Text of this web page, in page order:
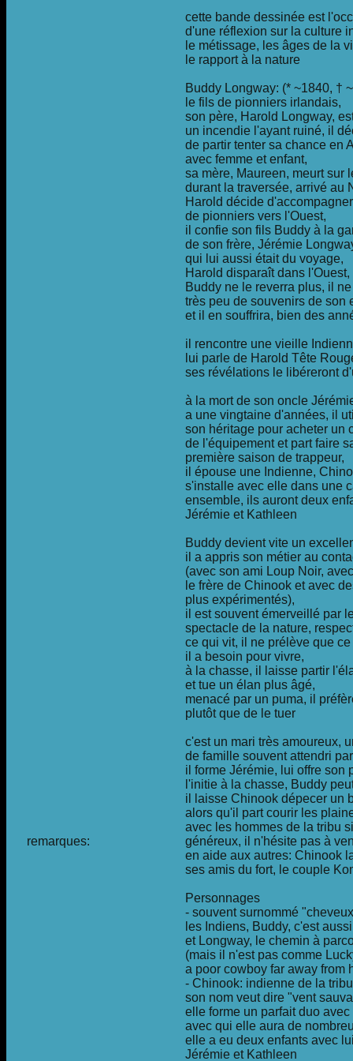
remarques:
cette bande dessinée est
d'une réflexion sur la culture
le métissage, les âges de la
le rapport à la nature
Buddy Longway: (* ~1840, †
le fils de pionniers irlandais,
son père, Harold Longway,
un incendie l'ayant ruiné, il
de partir tenter sa chance en
avec femme et enfant,
sa mère, Maureen, meurt sur
durant la traversée, arrivé au
Harold décide
de pionniers vers l'Ouest,
il confie son fils Buddy à la
de son frère, Jérémie
qui lui aussi était du voyage,
Harold disparaît dans l'Ouest,
Buddy ne le reverra plus, il
très peu de souvenirs de son
et il en souffrira, bien des
il rencontre une vieille
lui parle de Harold Tête
ses révélations le libéreront
à la mort de son oncle
a une vingtaine d'années, il
son héritage pour acheter un
de l'équipement et part faire
première saison de trappeur,
il épouse une Indienne,
s'installe avec elle dans une
ensemble, ils auront deux
Jérémie et Kathleen
Buddy devient vite un
il a appris son métier au
(avec son ami Loup Noir,
le frère de Chinook et avec
plus expérimentés),
il est souvent émerveillé par
spectacle de la nature,
ce qui vit, il ne prélève que ce
il a besoin pour vivre,
à la chasse, il laisse partir
et tue un élan plus âgé,
menacé par un puma, il
plutôt que de le tuer
c'est un mari très amoureux,
de famille souvent attendri
il forme Jérémie, lui offre son
l'initie à la chasse, Buddy
il laisse Chinook dépecer un
alors qu'il part courir les
avec les hommes de la tribu
généreux, il n'hésite pas à
en aide aux autres: Chinook
ses amis du fort, le couple
Personnages
- souvent surnommé
les Indiens, Buddy, c'est
et Longway, le chemin à
(mais il n'est pas comme
a poor cowboy far away from
- Chinook: indienne de la
son nom veut dire "vent
elle forme un parfait duo
avec qui elle aura de
elle a eu deux enfants avec
Jérémie et Kathleen